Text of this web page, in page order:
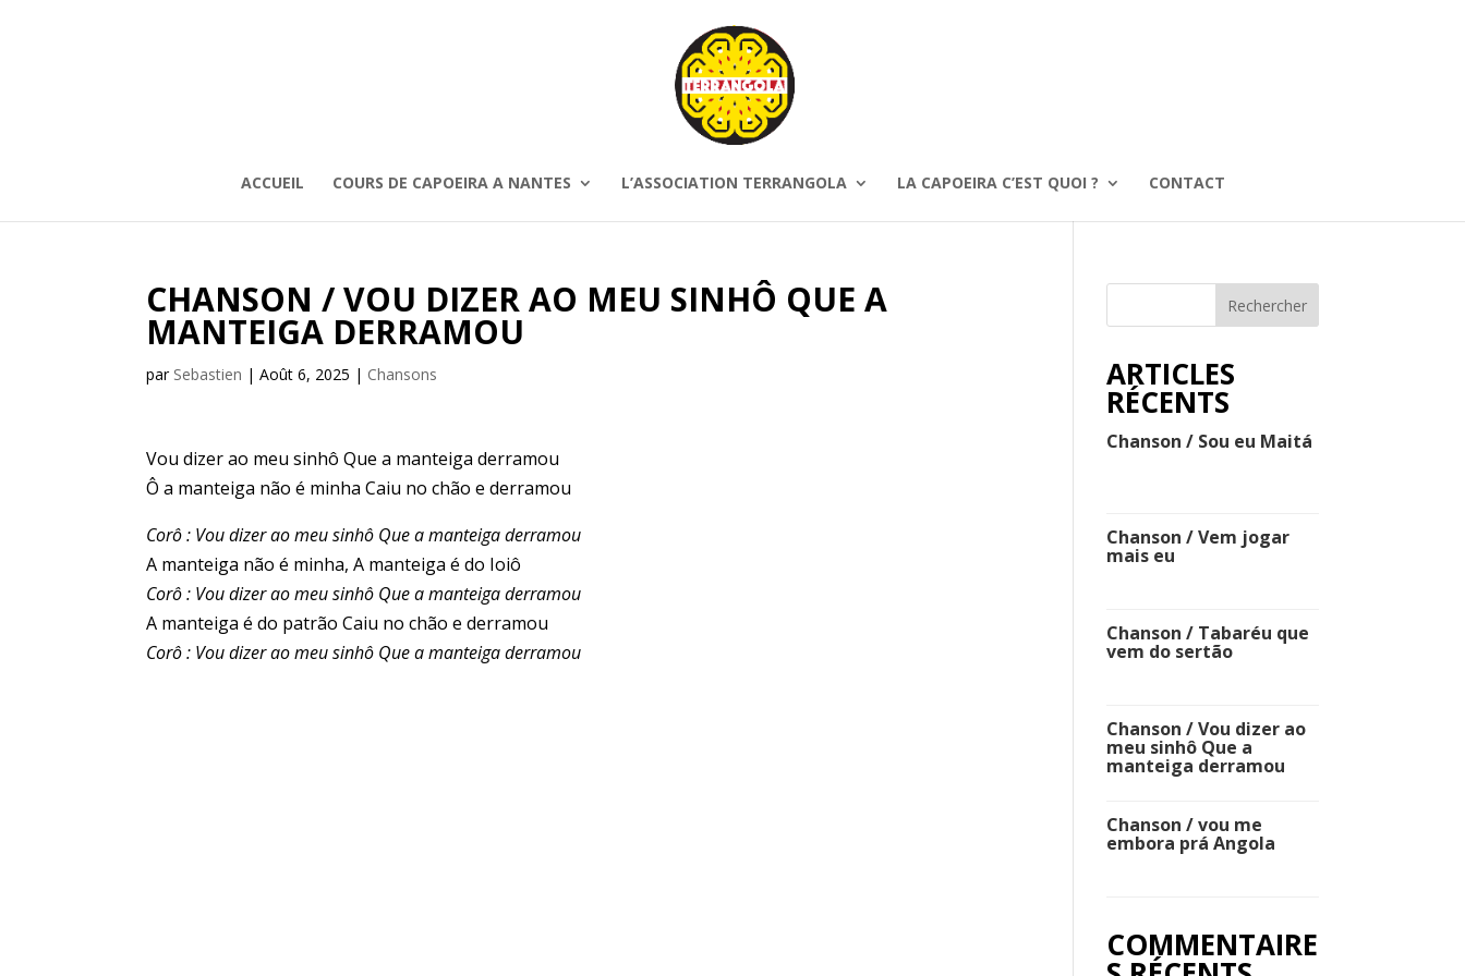
ACCUEIL COURS DE CAPOEIRA A NANTES L’ASSOCIATION TERRANGOLA LA CAPOEIRA C’EST QUOI ? CONTACT
CHANSON / VOU DIZER AO MEU SINHÔ QUE A
MANTEIGA DERRAMOU
par Sebastien |Août 6, 2025 | Chansons
Vou dizer ao meu sinhô Que a manteiga derramou
Ô a manteiga não é minha Caiu no chão e derramou
Corô : Vou dizer ao meu sinhô Que a manteiga derramou
A manteiga não é minha, A manteiga é do Ioiô
Corô : Vou dizer ao meu sinhô Que a manteiga derramou
A manteiga é do patrão Caiu no chão e derramou
Corô : Vou dizer ao meu sinhô Que a manteiga derramou
Rechercher
ARTICLES
RÉCENTS
Chanson / Sou eu Maitá
Chanson / Vem jogar
mais eu
Chanson / Tabaréu que
vem do sertão
Chanson / Vou dizer ao
meu sinhô Que a
manteiga derramou
Chanson / vou me
embora prá Angola
COMMENTAIRE